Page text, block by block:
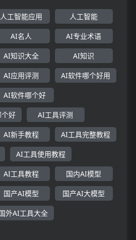
人工智能应用 人工智能
AI名人 AI专业术语
AI知识大全 AI知识
AI应用评测 AI软件哪个好用
AI软件哪个好
好 AI工具评测
AI新手教程 AI工具完整教程
AI工具使用教程
AI工具教程 国内AI模型
国产AI模型 国产AI大模型
外AI工具大全